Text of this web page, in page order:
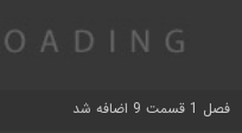
فصل 1 قسمت 9 اضافه شد